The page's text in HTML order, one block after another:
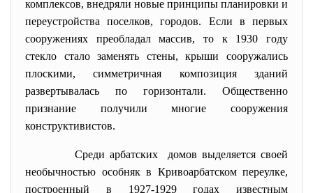
комплексов, внедряли новые принципы планировки и
переустройства поселков, городов. Если в первых
сооружениях преобладал массив, то к 1930 году
стекло стало заменять стены, крыши сооружались
плоскими, симметричная композиция зданий
развертывалась по горизонтали. Общественно
признание получили многие сооружения
конструктивистов.
Среди арбатских домов выделяется своей
необычностью особняк в Кривоарбатском переулке,
построенный в 1927-1929 годах известным